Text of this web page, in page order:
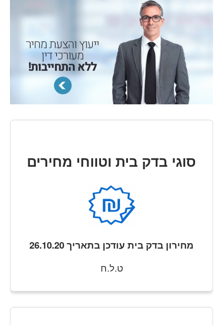
סוגי בדק בית וטווחי מחירים
מחירון בדק בית עודכן בתאריך 26.10.20
ט.ל.ח